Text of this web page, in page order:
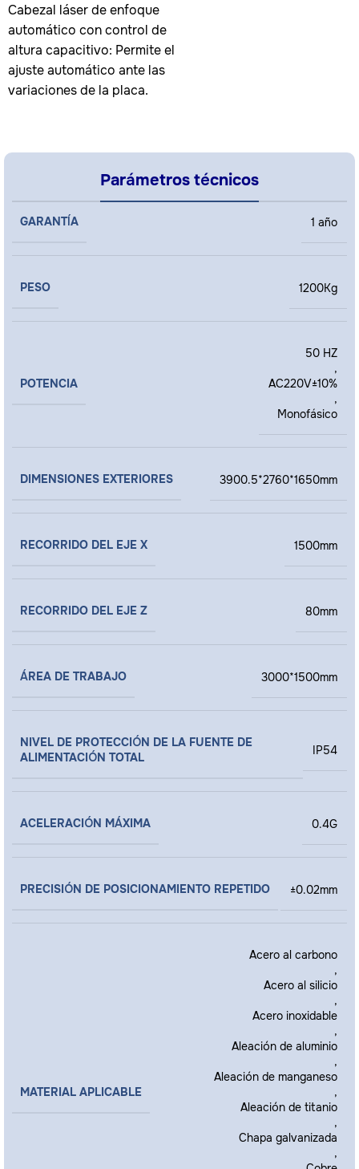
Cabezal láser de enfoque
automático con control de
altura capacitivo: Permite el
ajuste automático ante las
variaciones de la placa.
Parámetros técnicos
GARANTÍA 1 año
PESO 1200Kg
POTENCIA
50 HZ
,
AC220V±10%
,
Monofásico
DIMENSIONES EXTERIORES 3900.5*2760*1650mm
RECORRIDO DEL EJE X 1500mm
RECORRIDO DEL EJE Z 80mm
ÁREA DE TRABAJO 3000*1500mm
NIVEL DE PROTECCIÓN DE LA FUENTE DE
ALIMENTACIÓN TOTAL
IP54
ACELERACIÓN MÁXIMA 0.4G
PRECISIÓN DE POSICIONAMIENTO REPETIDO ±0.02mm
MATERIAL APLICABLE
Acero al carbono
,
Acero al silicio
,
Acero inoxidable
,
Aleación de aluminio
,
Aleación de manganeso
,
Aleación de titanio
,
Chapa galvanizada
,